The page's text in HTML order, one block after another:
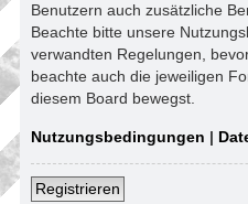
Benutzern auch zusätzliche
Beachte bitte unsere
verwandten Regelungen,
beachte auch die jeweiligen
diesem Board bewegst.
Nutzungsbedingungen |
Registrieren